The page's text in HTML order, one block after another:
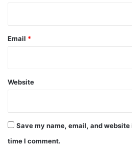
Email *
Website
Save my name, email, and
time I comment.